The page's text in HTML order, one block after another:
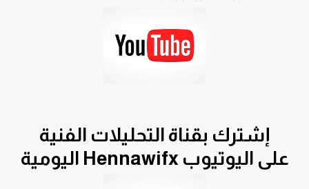
إشترك بقناة التحليلات الفنية
اليومية Hennawifx على اليوتيوب